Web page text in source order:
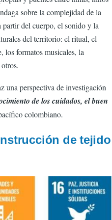
sobre la complejidad de la
partir del cuerpo, el sonido y la
del territorio: el ritual, el
los formatos musicales, la
una perspectiva de investigación
de los cuidados, el buen
colombiano.
de tejido